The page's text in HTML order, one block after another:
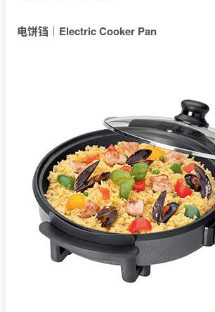
电饼铛｜ Electric Cooker Pan